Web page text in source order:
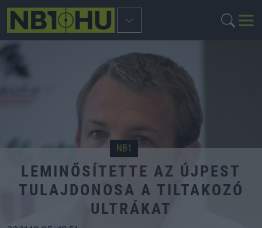
NB1
LEMINŐSÍTETTE AZ ÚJPEST
TULAJDONOSA A TILTAKOZÓ
ULTRÁKAT